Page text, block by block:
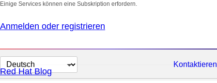
Einige Services können eine Subskription erfordern.
Anmelden oder registrieren
Sprache
auswählen
Kontaktieren
Red Hat Blog